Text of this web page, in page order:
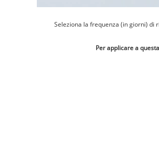
Seleziona la frequenza (in giorni) di
Per applicare a